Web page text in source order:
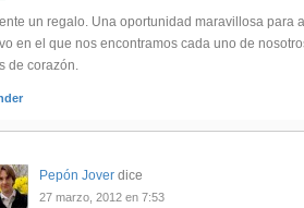
un regalo. Una oportunidad maravillosa para
en el que nos encontramos cada uno de
de corazón.
Pepón Jover dice
27 marzo, 2012 en 7:53